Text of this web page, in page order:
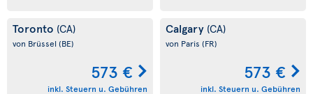
Toronto (CA)
von Brüssel (BE)
573 €
inkl. Steuern u. Gebühren
Calgary (CA)
von Paris (FR)
573 €
inkl. Steuern u. Gebühren